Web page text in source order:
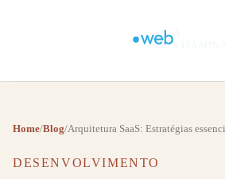
Home/Blog/Arquitetura SaaS: Estratégias
DESENVOLVIMENTO